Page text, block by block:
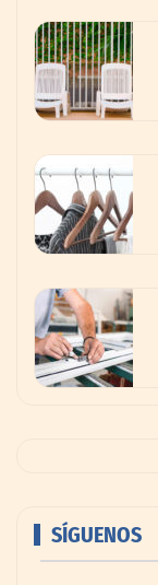
SÍGUENOS